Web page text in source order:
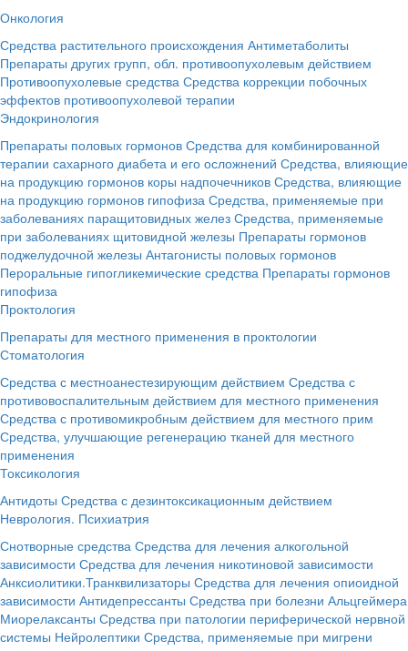
Онкология
Средства растительного происхождения Антиметаболиты
Препараты других групп, обл. противоопухолевым действием
Противоопухолевые средства Средства коррекции побочных
эффектов противоопухолевой терапии
Эндокринология
Препараты половых гормонов Средства для комбинированной
терапии сахарного диабета и его осложнений Средства, влияющие
на продукцию гормонов коры надпочечников Средства, влияющие
на продукцию гормонов гипофиза Средства, применяемые при
заболеваниях паращитовидных желез Средства, применяемые
при заболеваниях щитовидной железы Препараты гормонов
поджелудочной железы Антагонисты половых гормонов
Пероральные гипогликемические средства Препараты гормонов
гипофиза
Проктология
Препараты для местного применения в проктологии
Стоматология
Средства с местноанестезирующим действием Средства с
противовоспалительным действием для местного применения
Средства с противомикробным действием для местного прим
Средства, улучшающие регенерацию тканей для местного
применения
Токсикология
Антидоты Средства с дезинтоксикационным действием
Неврология. Психиатрия
Снотворные средства Средства для лечения алкогольной
зависимости Средства для лечения никотиновой зависимости
Анксиолитики.Транквилизаторы Средства для лечения опиоидной
зависимости Антидепрессанты Средства при болезни Альцгеймера
Миорелаксанты Средства при патологии периферической нервной
системы Нейролептики Средства, применяемые при мигрени